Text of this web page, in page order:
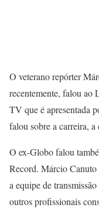
O veterano repórter
recentemente, falou ao
TV que é apresentada
falou sobre a carreira,
O ex-Globo falou
Record. Márcio Canuto
a equipe de
outros profissionais